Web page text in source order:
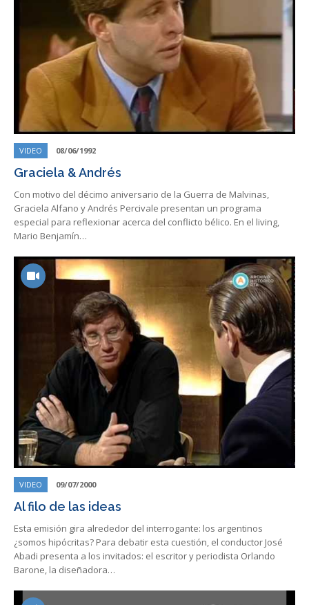
VIDEO 08/06/1992
Graciela & Andrés
Con motivo del décimo aniversario de la Guerra de Malvinas,
Graciela Alfano y Andrés Percivale presentan un programa
especial para reflexionar acerca del conflicto bélico. En el living,
Mario Benjamín…
VIDEO 09/07/2000
Al filo de las ideas
Esta emisión gira alrededor del interrogante: los argentinos
¿somos hipócritas? Para debatir esta cuestión, el conductor José
Abadi presenta a los invitados: el escritor y periodista Orlando
Barone, la diseñadora…